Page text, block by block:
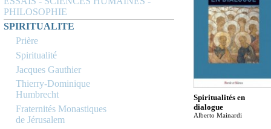
PHILOSOPHIE
SPIRITUALITE
Prière
Spiritualité
Jacques Gauthier
Thierry-Dominique
Humbrecht
Fraternités Monastiques
de Jérusalem
Spiritualités en
dialogue
Alberto Mainardi